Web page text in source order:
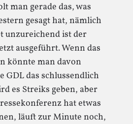
man gerade das, was
gesagt hat, nämlich
unzureichend ist der
ausgeführt. Wenn das
könnte man davon
GDL das schlussendlich
es Streiks geben, aber
hat etwas
läuft zur Minute noch,